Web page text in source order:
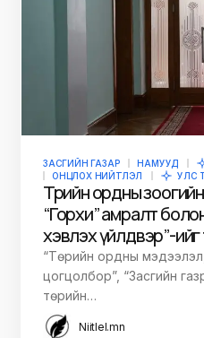
ЗАСГИЙН ГАЗАР НАМУУД
ОНЦЛОХ НИЙТЛЭЛ
УЛС
Төрийн ордны зоогийн
“Горхи” амралт
хэвлэх үйлдвэр”-
“Төрийн ордны мэдээлэл,
цогцолбор”, “Засгийн
төрийн…
Niitlel.mn